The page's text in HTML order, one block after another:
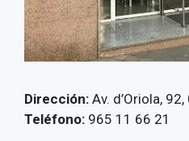
Dirección: Av. d’Oriola,
Teléfono: 965 11 66 21